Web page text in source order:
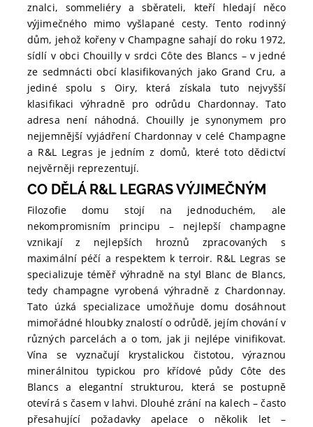
znalci, sommeliéry a sběrateli, kteří hledají něco
výjimečného mimo vyšlapané cesty. Tento rodinný
dům, jehož kořeny v Champagne sahají do roku 1972,
sídlí v obci Chouilly v srdci Côte des Blancs – v jedné
ze sedmnácti obcí klasifikovaných jako Grand Cru, a
jediné spolu s Oiry, která získala tuto nejvyšší
klasifikaci výhradně pro odrůdu Chardonnay. Tato
adresa není náhodná. Chouilly je synonymem pro
nejjemnější vyjádření Chardonnay v celé Champagne
a R&L Legras je jedním z domů, které toto dědictví
nejvěrněji reprezentují.
CO DĚLÁ R&L LEGRAS VÝJIMEČNÝM
Filozofie domu stojí na jednoduchém, ale
nekompromisním principu – nejlepší champagne
vznikají z nejlepších hroznů zpracovaných s
maximální péčí a respektem k terroir. R&L Legras se
specializuje téměř výhradně na styl Blanc de Blancs,
tedy champagne vyrobená výhradně z Chardonnay.
Tato úzká specializace umožňuje domu dosáhnout
mimořádné hloubky znalostí o odrůdě, jejím chování v
různých parcelách a o tom, jak ji nejlépe vinifikovat.
Vína se vyznačují krystalickou čistotou, výraznou
minerálnitou typickou pro křídové půdy Côte des
Blancs a elegantní strukturou, která se postupně
otevírá s časem v lahvi. Dlouhé zrání na kalech – často
přesahující požadavky apelace o několik let –